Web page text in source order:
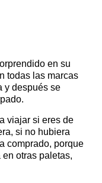
en su
todas las marcas
y después se
viajar si eres de
si no hubiera
comprado, porque
otras paletas,